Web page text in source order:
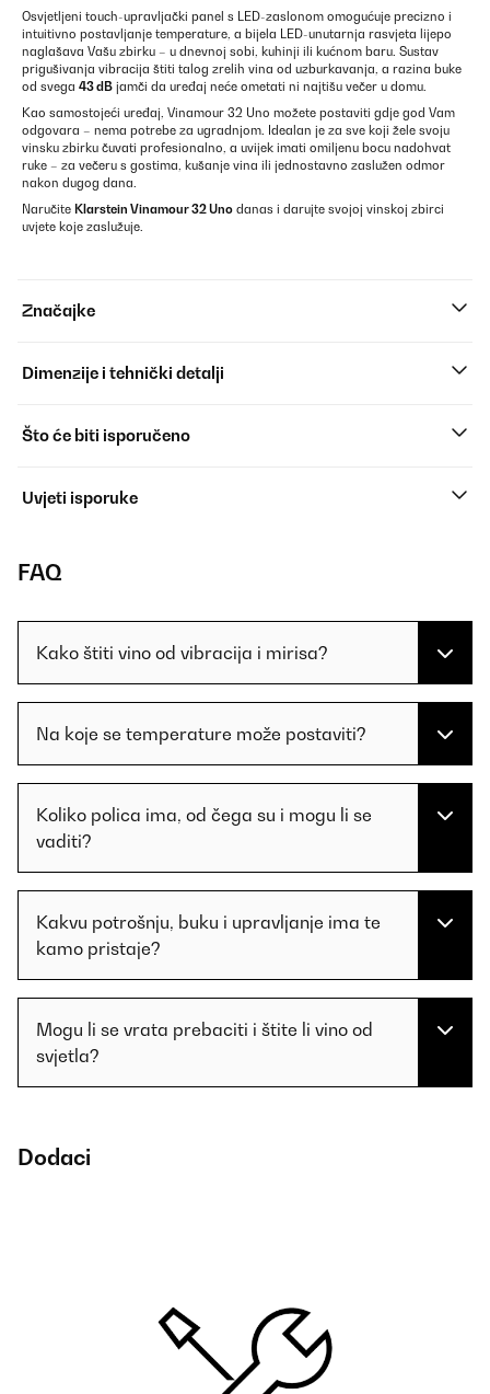
Osvjetljeni touch-upravljački panel s LED-zaslonom omogućuje precizno i
intuitivno postavljanje temperature, a bijela LED-unutarnja rasvjeta lijepo
naglašava Vašu zbirku – u dnevnoj sobi, kuhinji ili kućnom baru. Sustav
prigušivanja vibracija štiti talog zrelih vina od uzburkavanja, a razina buke
od svega 43 dB jamči da uređaj neće ometati ni najtišu večer u domu.
Kao samostojeći uređaj, Vinamour 32 Uno možete postaviti gdje god Vam
odgovara – nema potrebe za ugradnjom. Idealan je za sve koji žele svoju
vinsku zbirku čuvati profesionalno, a uvijek imati omiljenu bocu nadohvat
ruke – za večeru s gostima, kušanje vina ili jednostavno zaslužen odmor
nakon dugog dana.
Naručite Klarstein Vinamour 32 Uno danas i darujte svojoj vinskoj zbirci
uvjete koje zaslužuje.
Značajke
Dimenzije i tehnički detalji
Što će biti isporučeno
Uvjeti isporuke
FAQ
Kako štiti vino od vibracija i mirisa?
Na koje se temperature može postaviti?
Koliko polica ima, od čega su i mogu li se
vaditi?
Kakvu potrošnju, buku i upravljanje ima te
kamo pristaje?
Mogu li se vrata prebaciti i štite li vino od
svjetla?
Dodaci